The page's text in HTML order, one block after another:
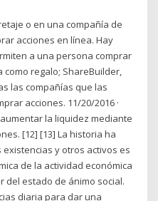
o en una compañía de
acciones en línea. Hay
a una persona comprar
regalo; ShareBuilder,
las compañías que las
acciones. 11/20/2016 ·
la liquidez mediante
[12] [13] La historia ha
y otros activos es
de la actividad económica
del estado de ánimo social.
diaria para dar una